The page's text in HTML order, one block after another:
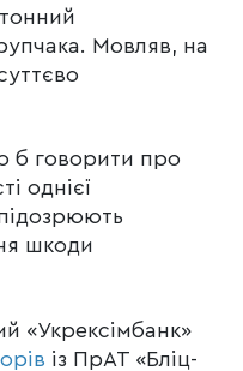
Мовляв, на
б говорити про
однієї
шкоди
«Укрексімбанк»
із ПрАТ «Бліц-